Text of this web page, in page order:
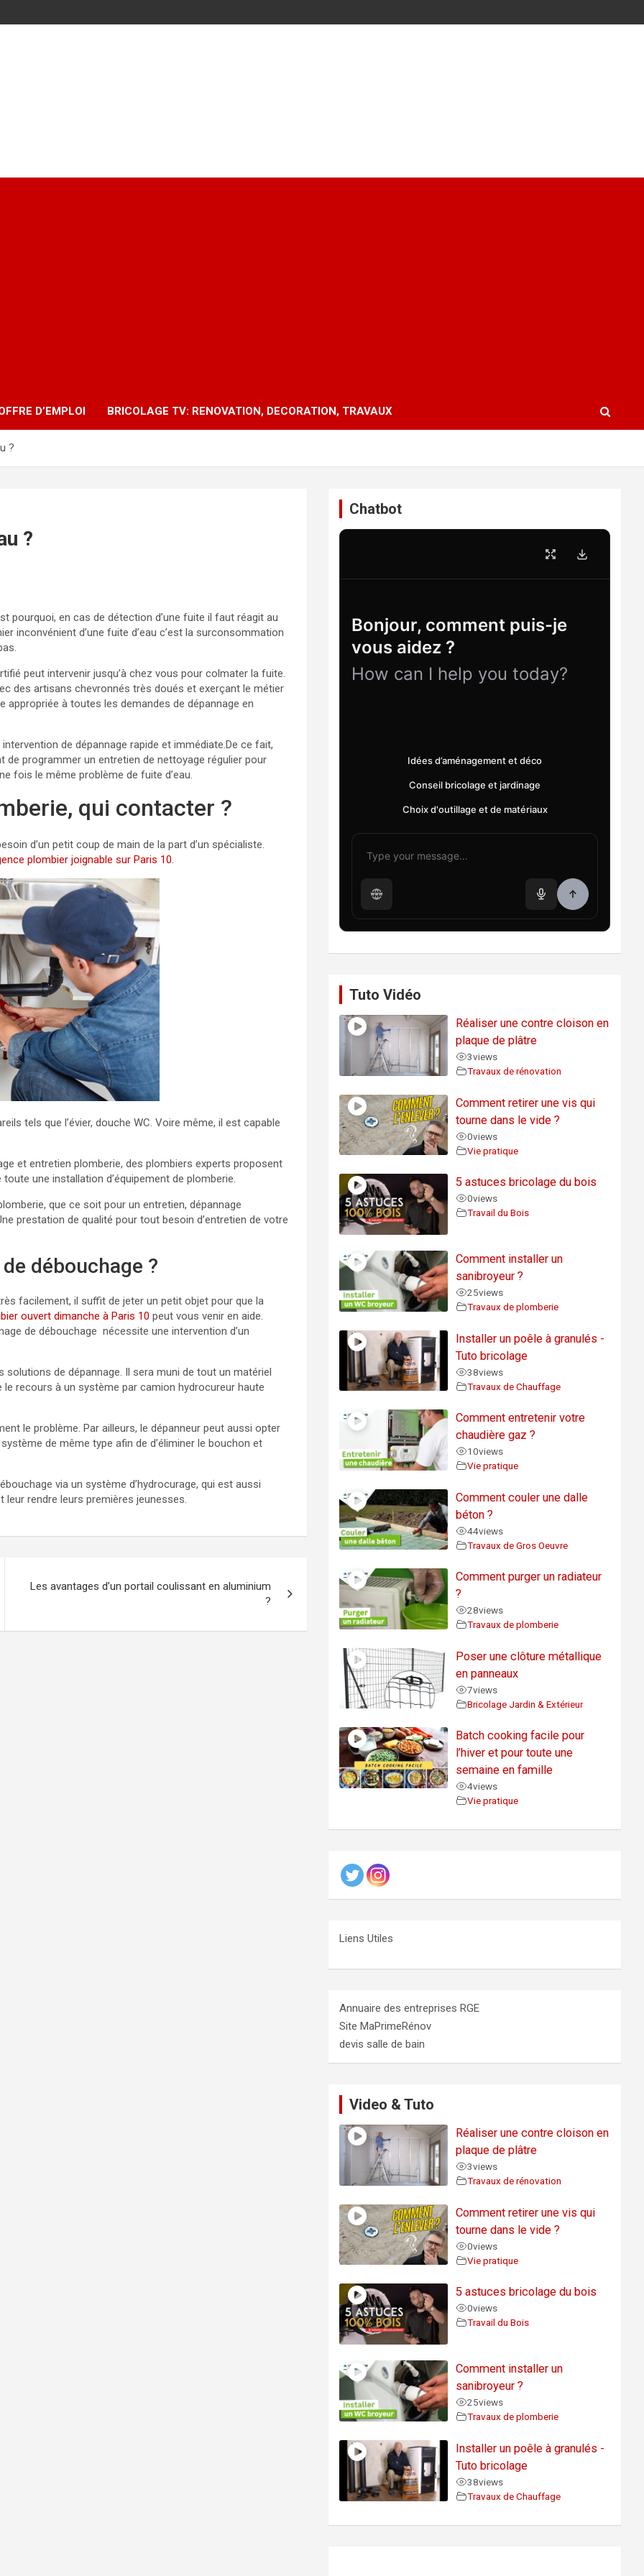
D’EMPLOI BRICOLAGE TV: RENOVATION, DECORATION, TRAVAUX
?
?
pourquoi, en cas de détection d’une fuite il faut réagit au
inconvénient d’une fuite d’eau c’est la surconsommation
peut intervenir jusqu’à chez vous pour colmater la fuite.
des artisans chevronnés très doués et exerçant le métier
à toutes les demandes de dépannage en
de dépannage rapide et immédiate.De ce fait,
programmer un entretien de nettoyage régulier pour
fois le même problème de fuite d’eau.
qui contacter ?
d’un petit coup de main de la part d’un spécialiste.
plombier joignable sur Paris 10.
tels que l’évier, douche WC. Voire même, il est capable
et entretien plomberie, des plombiers experts proposent
une installation d’équipement de plomberie.
que ce soit pour un entretien, dépannage
prestation de qualité pour tout besoin d’entretien de votre
débouchage ?
facilement, il suffit de jeter un petit objet pour que la
ouvert dimanche à Paris 10 peut vous venir en aide.
de débouchage nécessite une intervention d’un
de dépannage. Il sera muni de tout un matériel
recours à un système par camion hydrocureur haute
le problème. Par ailleurs, le dépanneur peut aussi opter
de même type afin de d’éliminer le bouchon et
via un système d’hydrocurage, qui est aussi
rendre leurs premières jeunesses.
Les avantages d’un portail coulissant en aluminium
?
Chatbot
Bonjour, comment puis-je
vous aidez ?
How can I help you today?
Idées d’aménagement et déco
Conseil bricolage et jardinage
Choix d'outillage et de matériaux
Tuto Vidéo
Réaliser une contre cloison en
plaque de plâtre
3views
Travaux de rénovation
Comment retirer une vis qui
tourne dans le vide ?
0views
Vie pratique
5 astuces bricolage du bois
0views
Travail du Bois
Comment installer un
sanibroyeur ?
25views
Travaux de plomberie
Installer un poêle à granulés -
Tuto bricolage
38views
Travaux de Chauffage
Comment entretenir votre
chaudière gaz ?
10views
Vie pratique
Comment couler une dalle
béton ?
44views
Travaux de Gros Oeuvre
Comment purger un radiateur
?
28views
Travaux de plomberie
Poser une clôture métallique
en panneaux
7views
Bricolage Jardin & Extérieur
Batch cooking facile pour
l’hiver et pour toute une
semaine en famille
4views
Vie pratique
Liens Utiles
Annuaire des entreprises RGE
Site MaPrimeRénov
devis salle de bain
Video & Tuto
Réaliser une contre cloison en
plaque de plâtre
3views
Travaux de rénovation
Comment retirer une vis qui
tourne dans le vide ?
0views
Vie pratique
5 astuces bricolage du bois
0views
Travail du Bois
Comment installer un
sanibroyeur ?
25views
Travaux de plomberie
Installer un poêle à granulés -
Tuto bricolage
38views
Travaux de Chauffage